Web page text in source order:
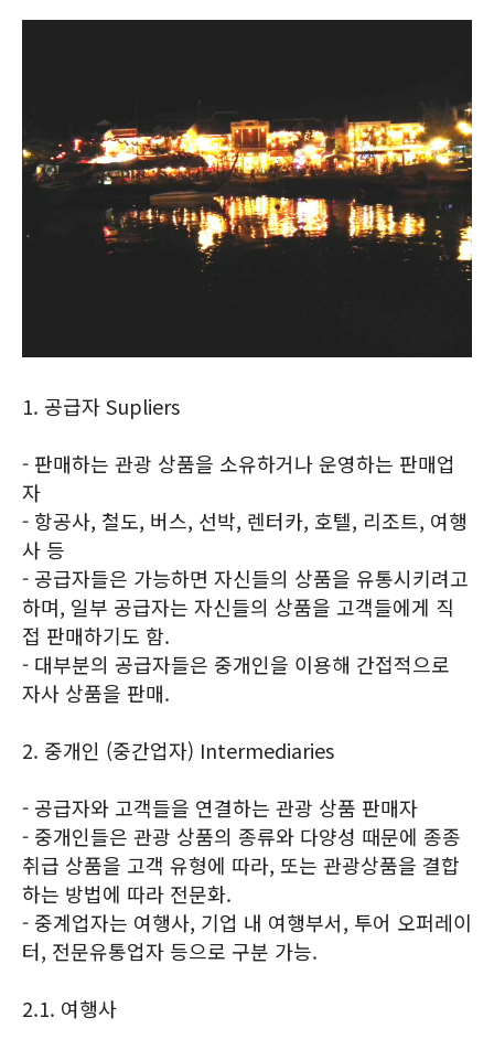
1. 공급자 Supliers
- 판매하는 관광 상품을 소유하거나 운영하는 판매업
자
- 항공사, 철도, 버스, 선박, 렌터카, 호텔, 리조트, 여행
사 등
- 공급자들은 가능하면 자신들의 상품을 유통시키려고
하며, 일부 공급자는 자신들의 상품을 고객들에게 직
접 판매하기도 함.
- 대부분의 공급자들은 중개인을 이용해 간접적으로
자사 상품을 판매.
2. 중개인 (중간업자) Intermediaries
- 공급자와 고객들을 연결하는 관광 상품 판매자
- 중개인들은 관광 상품의 종류와 다양성 때문에 종종
취급 상품을 고객 유형에 따라, 또는 관광상품을 결합
하는 방법에 따라 전문화.
- 중계업자는 여행사, 기업 내 여행부서, 투어 오퍼레이
터, 전문유통업자 등으로 구분 가능.
2.1. 여행사